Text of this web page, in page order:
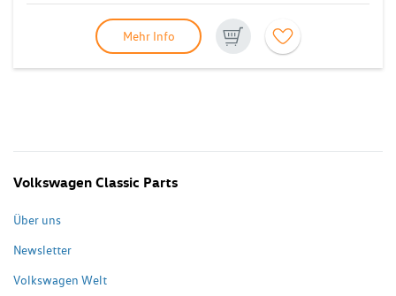
Mehr Info
Volkswagen Classic Parts
Über uns
Newsletter
Volkswagen Welt